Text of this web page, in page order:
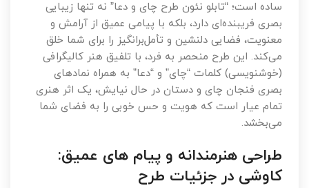
ساده است؛ “تابلو نئون طرح چای و دعا” نه تنها زیبایی
بصری فریبنده‌ای دارد، بلکه با پیامی عمیق از آرامش و
معنویت، فضایی دلنشین و تأمل‌برانگیز را برای شما خلق
می‌کند. این طرح منحصر به فرد، با تلفیق هنر کالیگرافی
(خوشنویسی) کلمات “چای” و “دعا” به همراه نمادهای
بصری فنجان چای و دستان در حال نیایش، یک اثر هنری
تمام عیار است که هویت و حس خوبی را به فضای شما
می‌بخشد.
طراحی هنرمندانه و پیام های عمیق:
کاوشی در جزئیات طرح